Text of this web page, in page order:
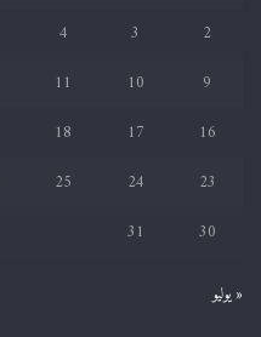
2
3
4
9
10
11
16
17
18
23
24
25
30
31
« يوليو